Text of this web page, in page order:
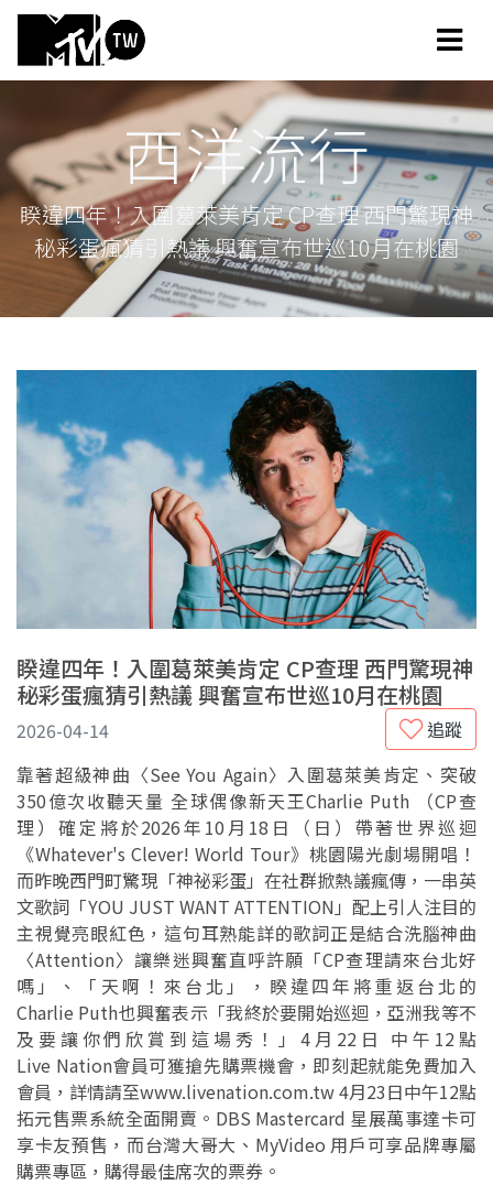
西洋流行
睽違四年！入圍葛萊美肯定 CP查理 西門驚現神
秘彩蛋瘋猜引熱議 興奮宣布世巡10月在桃園
睽違四年！入圍葛萊美肯定 CP查理 西門驚現神
秘彩蛋瘋猜引熱議 興奮宣布世巡10月在桃園
追蹤
2026-04-14
靠著超級神曲〈See You Again〉入圍葛萊美肯定、突破
350億次收聽天量 全球偶像新天王Charlie Puth （CP查
理）確定將於2026年10月18日（日）帶著世界巡迴
《Whatever's Clever! World Tour》桃園陽光劇場開唱！
而昨晚西門町驚現「神祕彩蛋」在社群掀熱議瘋傳，一串英
文歌詞「YOU JUST WANT ATTENTION」配上引人注目的
主視覺亮眼紅色，這句耳熟能詳的歌詞正是結合洗腦神曲
〈Attention〉讓樂迷興奮直呼許願「CP查理請來台北好
嗎」、「天啊！來台北」，睽違四年將重返台北的
Charlie Puth也興奮表示「我終於要開始巡迴，亞洲我等不
及要讓你們欣賞到這場秀！」4月22日 中午12點
Live Nation會員可獲搶先購票機會，即刻起就能免費加入
會員，詳情請至www.livenation.com.tw 4月23日中午12點
拓元售票系統全面開賣。DBS Mastercard 星展萬事達卡可
享卡友預售，而台灣大哥大、MyVideo ⽤戶可享品牌專屬
購票專區，購得最佳席次的票券。